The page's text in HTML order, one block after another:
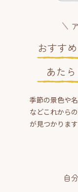
おすす
あた
季節の景色や
などこれから
が見つかりま
自